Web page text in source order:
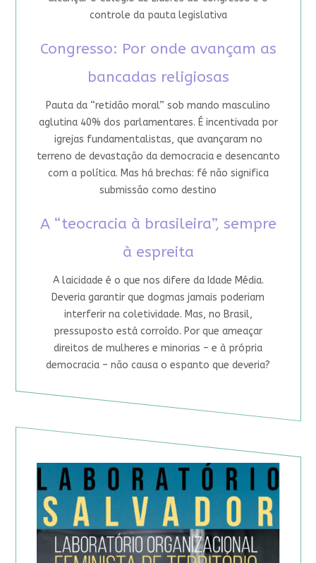
controle da pauta legislativa
Congresso: Por onde avançam as
bancadas religiosas
Pauta da “retidão moral” sob mando masculino
aglutina 40% dos parlamentares. É incentivada por
igrejas fundamentalistas, que avançaram no
terreno de devastação da democracia e desencanto
com a política. Mas há brechas: fé não significa
submissão como destino
A “teocracia à brasileira”, sempre
à espreita
A laicidade é o que nos difere da Idade Média.
Deveria garantir que dogmas jamais poderiam
interferir na coletividade. Mas, no Brasil,
pressuposto está corroído. Por que ameaçar
direitos de mulheres e minorias – e à própria
democracia – não causa o espanto que deveria?